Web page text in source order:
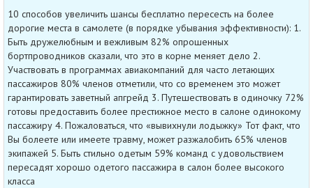
10 способов увеличить шансы бесплатно пересесть на более
дорогие места в самолете (в порядке убывания эффективности): 1.
Быть дружелюбным и вежливым 82% опрошенных
бортпроводников сказали, что это в корне меняет дело 2.
Участвовать в программах авиакомпаний для часто летающих
пассажиров 80% членов отметили, что со временем это может
гарантировать заветный апгрейд 3. Путешествовать в одиночку 72%
готовы предоставить более престижное место в салоне одинокому
пассажиру 4. Пожаловаться, что «вывихнули лодыжку» Тот факт, что
Вы болеете или имеете травму, может разжалобить 65% членов
экипажей 5. Быть стильно одетым 59% команд с удовольствием
пересадят хорошо одетого пассажира в салон более высокого
класса